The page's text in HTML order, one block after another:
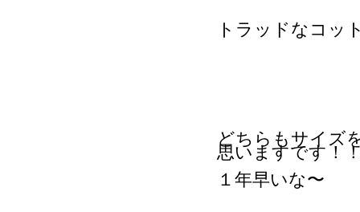
トラッドなコッ
どちらもサイズ
思いますです！
１年早いな〜